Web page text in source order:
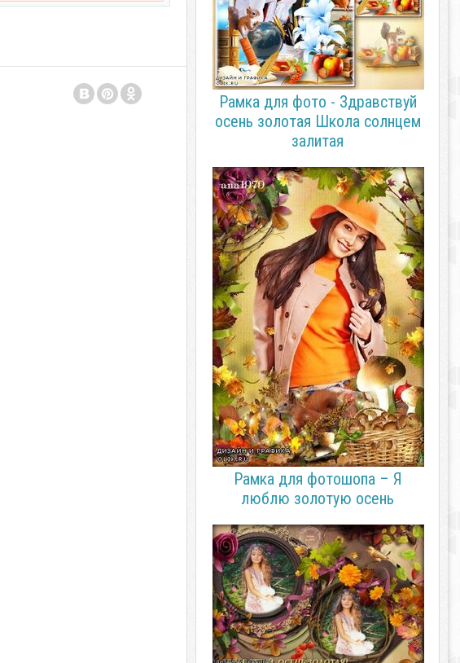
Рамка для фото - Здравствуй
осень золотая Школа солнцем
залитая
Рамка для фотошопа – Я
люблю золотую осень